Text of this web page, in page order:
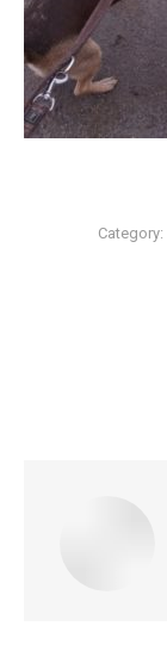
Category: